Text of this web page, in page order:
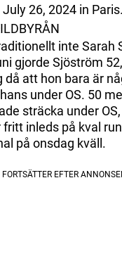
26, 2024 in
inte Sarah
gjorde Sjöström
då att hon bara är
under OS. 50
sträcka under
inleds på kval
på onsdag kväll.